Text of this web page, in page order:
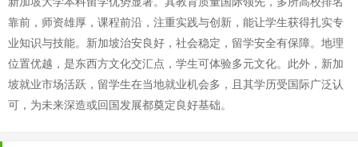
靠前，师资雄厚，课程前沿，注重实践与创新，能让学生获得扎实专
业知识与技能。新加坡治安良好，社会稳定，留学安全有保障。地理
位置优越，是东西方文化交汇点，学生可体验多元文化。此外，新加
坡就业市场活跃，留学生在当地就业机会多，且其学历受国际广泛认
可，为未来深造或回国发展都奠定良好基础。